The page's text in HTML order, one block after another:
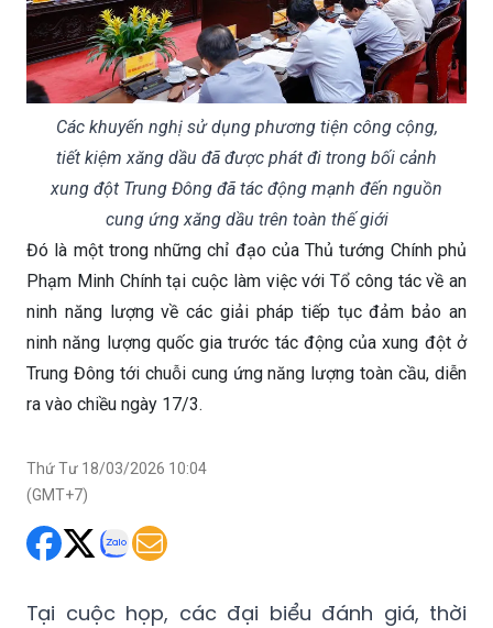
Các khuyến nghị sử dụng phương tiện công cộng,
tiết kiệm xăng dầu đã được phát đi trong bối cảnh
xung đột Trung Đông đã tác động mạnh đến nguồn
cung ứng xăng dầu trên toàn thế giới
Đó là một trong những chỉ đạo của Thủ tướng Chính phủ
Phạm Minh Chính tại cuộc làm việc với Tổ công tác về an
ninh năng lượng về các giải pháp tiếp tục đảm bảo an
ninh năng lượng quốc gia trước tác động của xung đột ở
Trung Đông tới chuỗi cung ứng năng lượng toàn cầu, diễn
ra vào chiều ngày 17/3.
Thứ Tư 18/03/2026 10:04
(GMT+7)
Tại cuộc họp, các đại biểu đánh giá, thời